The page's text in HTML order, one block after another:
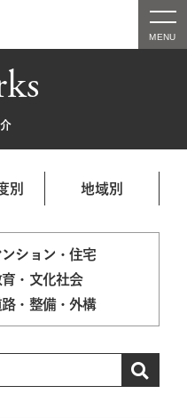
別 地域別
ンション・住宅
・文化社会
・整備・外構